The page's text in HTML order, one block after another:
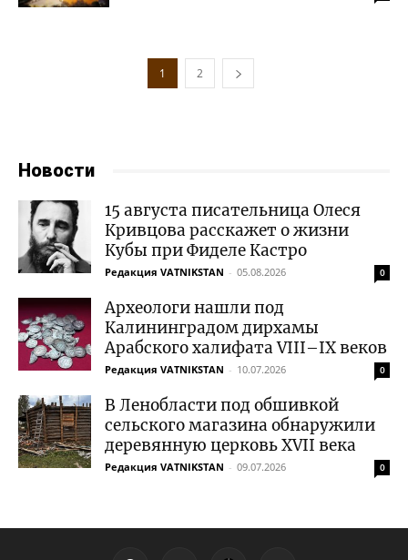
1 2
Новости
15 августа писательница Олеся
Кривцова расскажет о жизни
Кубы при Фиделе Кастро
Редакция VATNIKSTAN - 05.08.2026 0
Археологи нашли под
Калининградом дирхамы
Арабского халифата VIII–IX веков
Редакция VATNIKSTAN - 10.07.2026 0
В Ленобласти под обшивкой
сельского магазина обнаружили
деревянную церковь XVII века
Редакция VATNIKSTAN - 09.07.2026 0